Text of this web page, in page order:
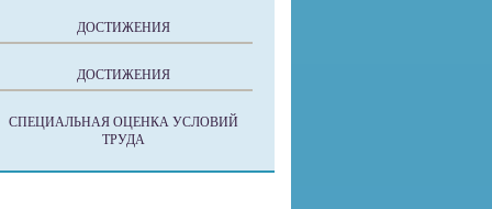
ДОСТИЖЕНИЯ
ДОСТИЖЕНИЯ
СПЕЦИАЛЬНАЯ ОЦЕНКА УСЛОВИЙ
ТРУДА